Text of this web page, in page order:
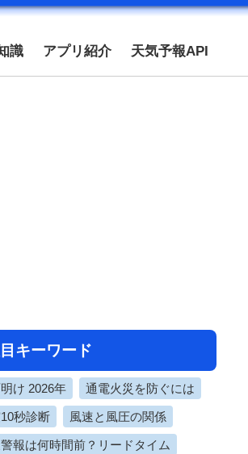
識 アプリ紹介 天気予報API
キーワード
け 2026年 通電火災を防ぐには
秒診断 風速と風圧の関係
報は何時間前？リードタイム